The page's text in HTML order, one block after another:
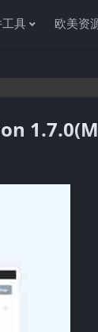
具 欧美资